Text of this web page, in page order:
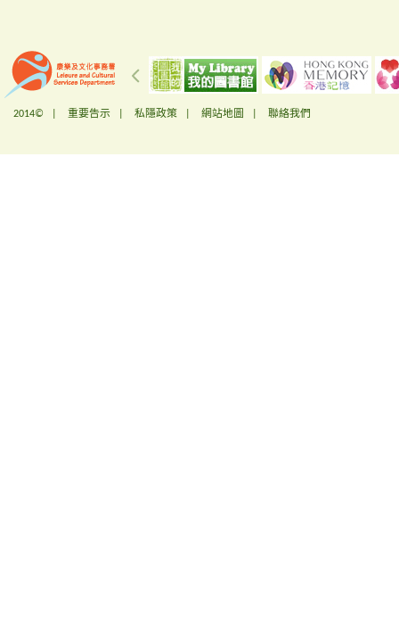
2014© | 重要告示 私隱政策 網站地圖 聯絡我們